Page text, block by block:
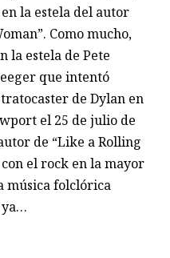
la estela del autor
Como mucho,
la estela de Pete
que intentó
de Dylan en
el 25 de julio de
de “Like a Rolling
el rock en la mayor
música folclórica
ya…